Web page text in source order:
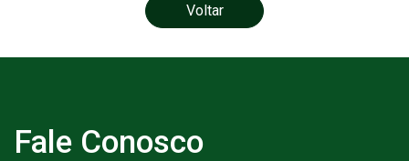
Voltar
Fale Conosco